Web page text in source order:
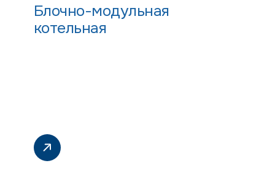
Блочно-модульная
котельная